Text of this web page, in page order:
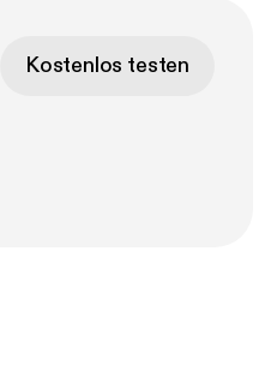
Kostenlos testen